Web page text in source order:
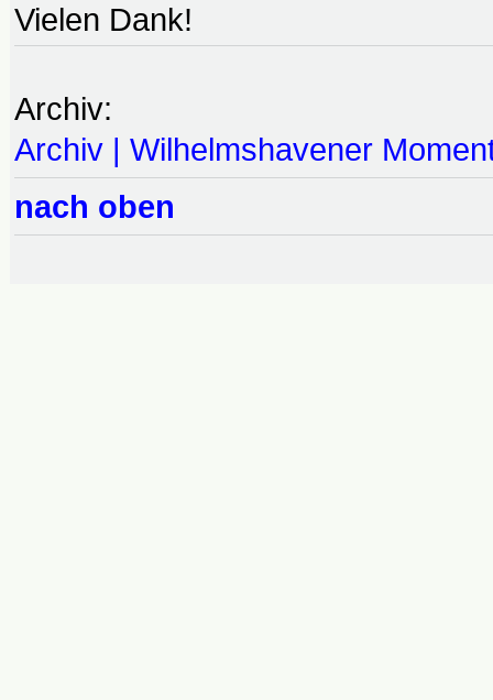
Vielen Dank!
Archiv:
Archiv | Wilhelmshavener
nach oben